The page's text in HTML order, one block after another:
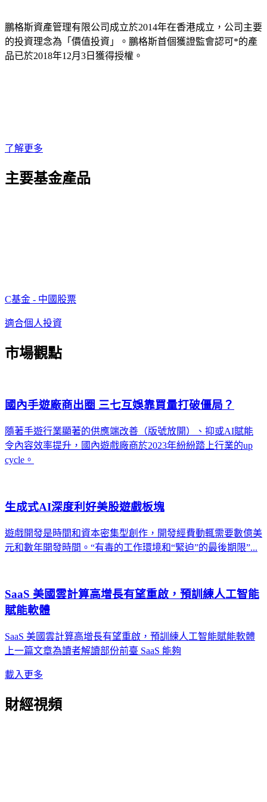
鵬格斯資產管理有限公司成立於2014年在香港成立，公司主要
的投資理念為「價值投資」。鵬格斯首個獲證監會認可*的產
品已於2018年12月3日獲得授權。
了解更多
主要基金產品
C基金 - 中國股票
適合個人投資
市場觀點
國內手遊廠商出圈 三七互娛靠買量打破僵局？
隨著手遊行業顯著的供應端改善（版號放開）、抑或AI賦能
令內容效率提升，國內遊戲廠商於2023年紛紛踏上行業的up
cycle。
生成式AI深度利好美股遊戲板塊
遊戲開發是時間和資本密集型創作，開發經費動輒需要數億美
元和數年開發時間。“有毒的工作環境和“緊迫”的最後期限”...
SaaS 美國雲計算高增長有望重啟，預訓練人工智能
賦能軟體
SaaS 美國雲計算高增長有望重啟，預訓練人工智能賦能軟體
上一篇文章為讀者解讀部份前臺 SaaS 能夠
載入更多
財經視頻